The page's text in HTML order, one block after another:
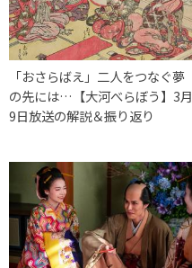
「おさらばえ」二人をつなぐ夢
の先には…【大河べらぼう】3月
9日放送の解説＆振り返り